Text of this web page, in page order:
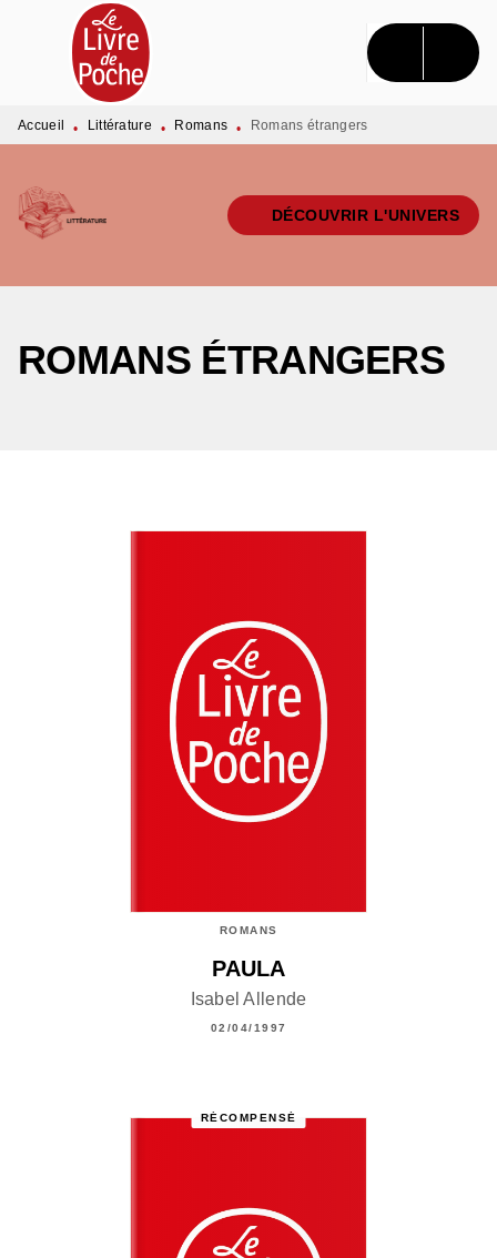
MENU RECHERCHE CONTENU
PIED DE PAGE
Accueil • Littérature • Romans • Romans étrangers
DÉCOUVRIR L'UNIVERS
ROMANS ÉTRANGERS
ROMANS
PAULA
Isabel Allende
02/04/1997
RÉCOMPENSÉ